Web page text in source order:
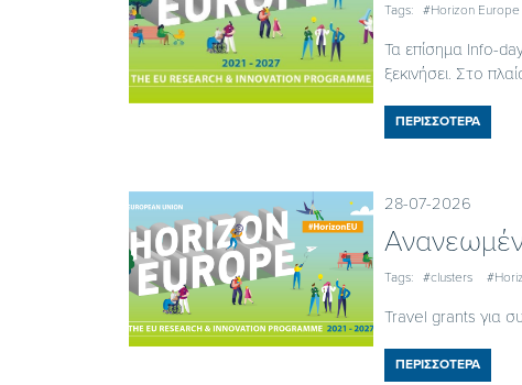
Tags: #Horizon Europe
Τα επίσημα Info-
ξεκινήσει. Στο
ΠΕΡΙΣΣΟΤΕΡΑ
28-07-2026
Tags: #clusters
Travel grants για
ΠΕΡΙΣΣΟΤΕΡΑ